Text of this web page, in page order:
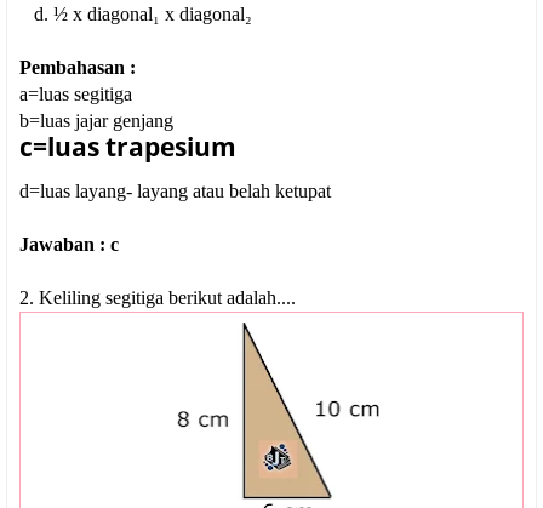
d. ½ x diagonal₁ x diagonal₂
Pembahasan :
a=luas segitiga
b=luas jajar genjang
c=luas trapesium
d=luas layang- layang atau belah ketupat
Jawaban : c
2. Keliling segitiga berikut adalah....